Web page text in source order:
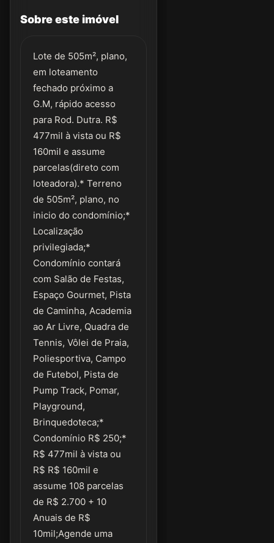
Sobre este imóvel
Lote de 505m², plano,
em loteamento
fechado próximo a
G.M, rápido acesso
para Rod. Dutra. R$
477mil à vista ou R$
160mil e assume
parcelas(direto com
loteadora).* Terreno
de 505m², plano, no
inicio do condomínio;*
Localização
privilegiada;*
Condomínio contará
com Salão de Festas,
Espaço Gourmet, Pista
de Caminha, Academia
ao Ar Livre, Quadra de
Tennis, Vôlei de Praia,
Poliesportiva, Campo
de Futebol, Pista de
Pump Track, Pomar,
Playground,
Brinquedoteca;*
Condomínio R$ 250;*
R$ 477mil à vista ou
R$ R$ 160mil e
assume 108 parcelas
de R$ 2.700 + 10
Anuais de R$
10mil;Agende uma